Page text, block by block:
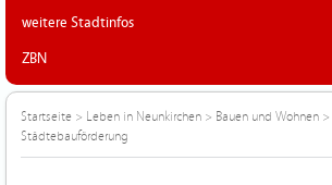
weitere Stadtinfos
ZBN
Startseite > Leben in Neunkirchen > Bauen und Wohnen >
Städtebauförderung